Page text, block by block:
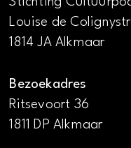
Louise de
1814 JA Alkmaar
Bezoekadres
Ritsevoort 36
1811 DP Alkmaar